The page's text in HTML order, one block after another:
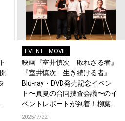
EVENT MOVIE
映画『室井慎次 敗れざる者』
『室井慎次 生き続ける者』
Blu-ray・DVD発売記念イベン
ト〜真夏の合同捜査会議〜のイ
ベントレポートが到着！柳葉敏
郎、「『踊る』シリーズは永久
2025/7/22